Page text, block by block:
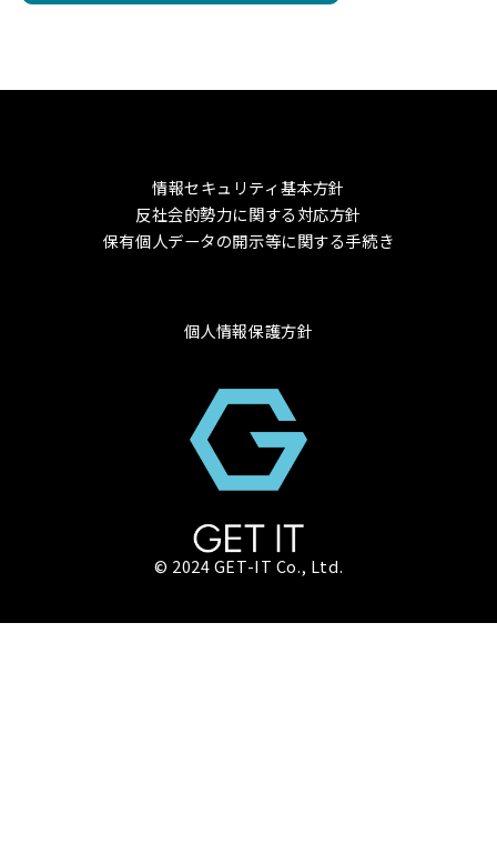
情報セキュリティ基本方針
反社会的勢力に関する対応方針
保有個人データの開示等に関する手続き
個人情報保護方針
© 2024 GET-IT Co., Ltd.